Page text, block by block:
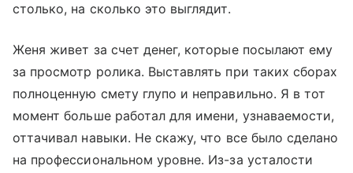
столько, на сколько это выглядит.
Женя живет за счет денег, которые посылают ему
за просмотр ролика. Выставлять при таких сборах
полноценную смету глупо и неправильно. Я в тот
момент больше работал для имени, узнаваемости,
оттачивал навыки. Не скажу, что все было сделано
на профессиональном уровне. Из-за усталости